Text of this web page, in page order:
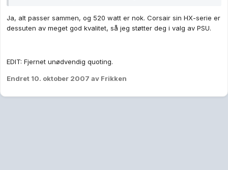
Ja, alt passer sammen, og 520 watt er nok. Corsair sin HX-serie er
dessuten av meget god kvalitet, så jeg støtter deg i valg av PSU.
EDIT: Fjernet unødvendig quoting.
Endret 10. oktober 2007 av Frikken